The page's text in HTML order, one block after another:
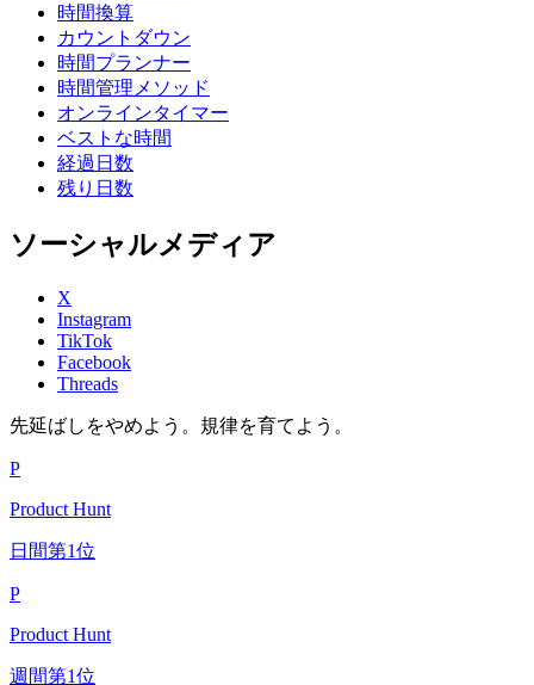
時間換算
カウントダウン
時間プランナー
時間管理メソッド
オンラインタイマー
ベストな時間
経過日数
残り日数
ソーシャルメディア
X
Instagram
TikTok
Facebook
Threads
先延ばしをやめよう。規律を育てよう。
P
Product Hunt
日間第1位
P
Product Hunt
週間第1位